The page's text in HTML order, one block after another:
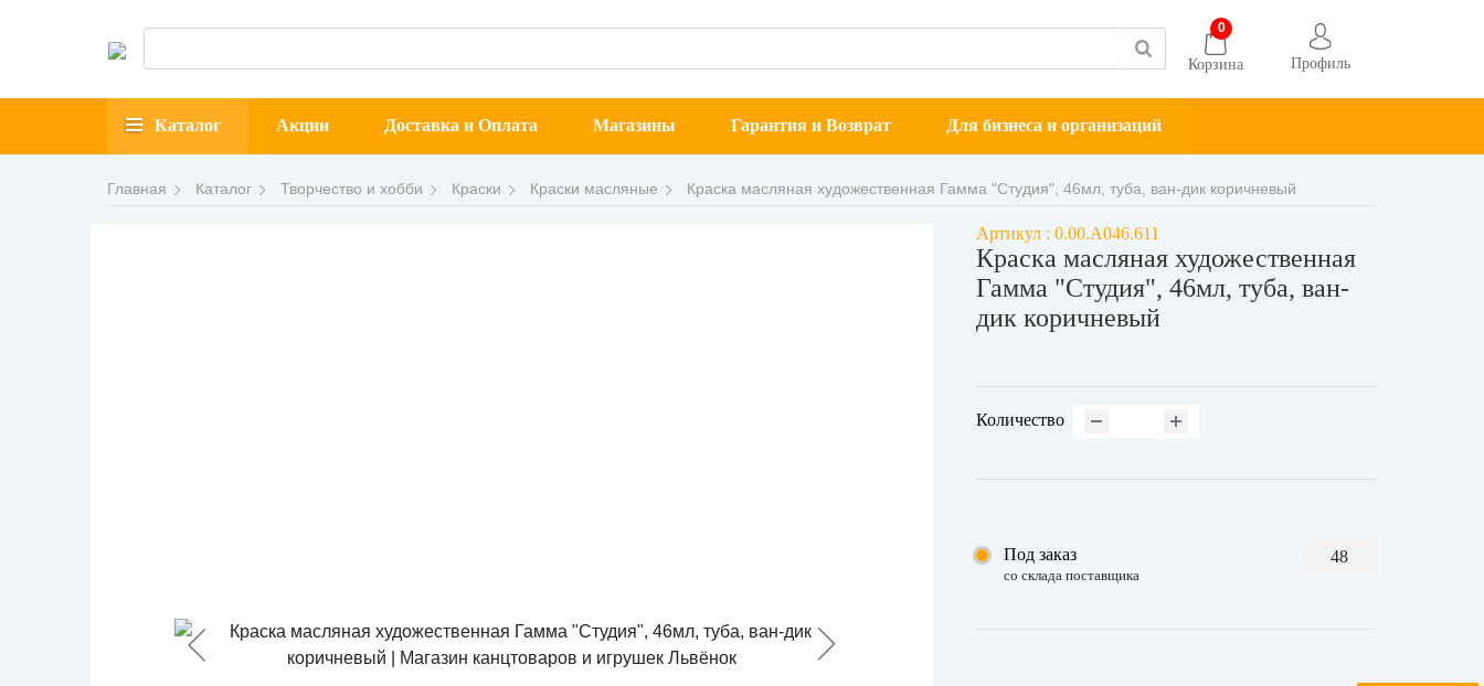
0
Корзина Профиль
Каталог Акции Доставка и Оплата Магазины Гарантия и Возврат Для бизнеса и организаций
Главная Каталог Творчество и хобби Краски Краски масляные Краска масляная художественная Гамма "Студия", 46мл, туба, ван-дик коричневый
Артикул : 0.00.А046.611
Краска масляная художественная
Гамма "Студия", 46мл, туба, ван-
дик коричневый
Количество
Под заказ
со склада поставщика
48